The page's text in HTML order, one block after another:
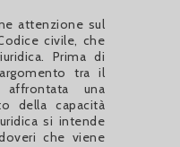
attenzione sul
civile, che
Prima di
tra il
una
della capacità
si intende
che viene